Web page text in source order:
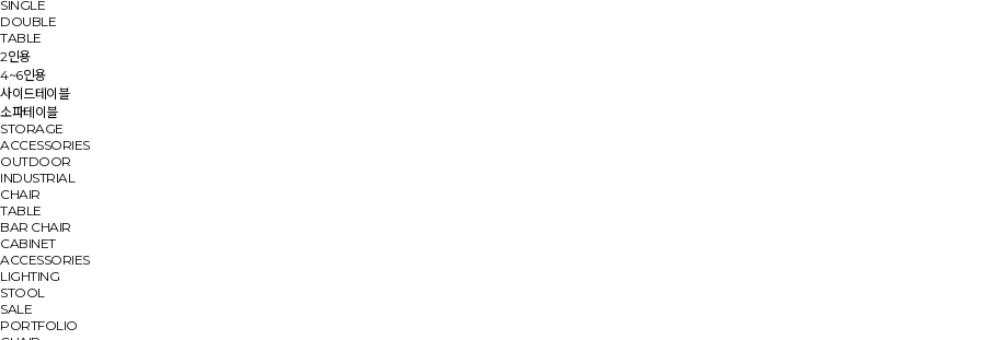
SINGLE
DOUBLE
TABLE
2인용
4~6인용
사이드테이블
소파테이블
STORAGE
ACCESSORIES
OUTDOOR
INDUSTRIAL
CHAIR
TABLE
BAR CHAIR
CABINET
ACCESSORIES
LIGHTING
STOOL
SALE
PORTFOLIO